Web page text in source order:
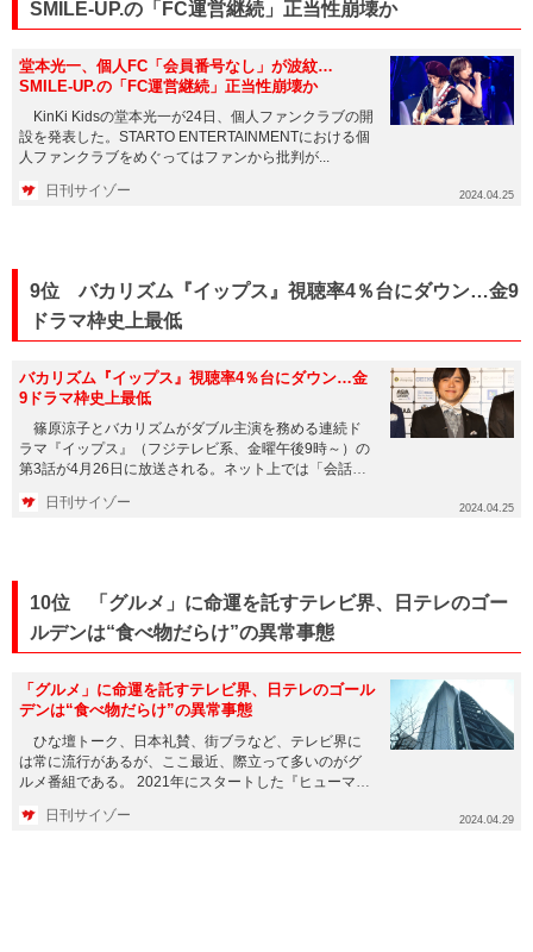
SMILE-UP.の「FC運営継続」正当性崩壊か
堂本光一、個人FC「会員番号なし」が波紋…
SMILE-UP.の「FC運営継続」正当性崩壊か
KinKi Kidsの堂本光一が24日、個人ファンクラブの開
設を発表した。STARTO ENTERTAINMENTにおける個
人ファンクラブをめぐってはファンから批判が...
日刊サイゾー 2024.04.25
9位 バカリズム『イップス』視聴率4％台にダウン…金9
ドラマ枠史上最低
バカリズム『イップス』視聴率4％台にダウン…金
9ドラマ枠史上最低
篠原涼子とバカリズムがダブル主演を務める連続ド
ラマ『イップス』（フジテレビ系、金曜午後9時～）の
第3話が4月26日に放送される。ネット上では「会話劇
日刊サイゾー 2024.04.25
10位 「グルメ」に命運を託すテレビ界、日テレのゴー
ルデンは“食べ物だらけ”の異常事態
「グルメ」に命運を託すテレビ界、日テレのゴール
デンは“食べ物だらけ”の異常事態
ひな壇トーク、日本礼賛、街ブラなど、テレビ界に
は常に流行があるが、ここ最近、際立って多いのがグ
ルメ番組である。 2021年にスタートした『ヒューマン
日刊サイゾー 2024.04.29